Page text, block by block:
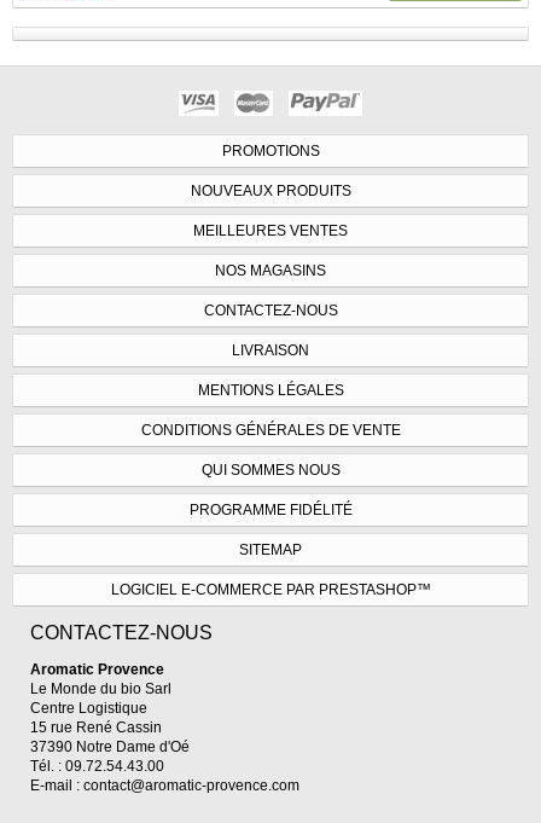
PROMOTIONS
NOUVEAUX PRODUITS
MEILLEURES VENTES
NOS MAGASINS
CONTACTEZ-NOUS
LIVRAISON
MENTIONS LÉGALES
CONDITIONS GÉNÉRALES DE VENTE
QUI SOMMES NOUS
PROGRAMME FIDÉLITÉ
SITEMAP
LOGICIEL E-COMMERCE PAR PRESTASHOP™
CONTACTEZ-NOUS
Aromatic Provence
Le Monde du bio Sarl
Centre Logistique
15 rue René Cassin
37390 Notre Dame d'Oé
Tél. : 09.72.54.43.00
E-mail : contact@aromatic-provence.com